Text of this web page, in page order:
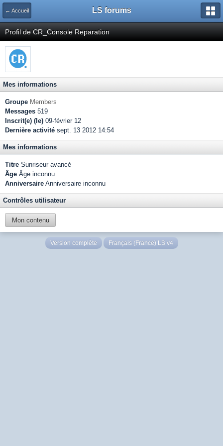
← Accueil LS forums
Profil de CR_Console Reparation
Mes informations
Groupe Members
Messages 519
Inscrit(e) (le) 09-février 12
Dernière activité sept. 13 2012 14:54
Mes informations
Titre Sunriseur avancé
Âge Âge inconnu
Anniversaire Anniversaire inconnu
Contrôles utilisateur
Mon contenu
Version complète Français (France) LS v4